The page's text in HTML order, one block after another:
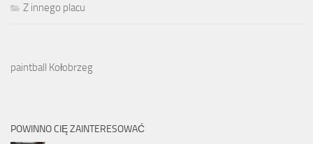
Z innego placu
paintball Kołobrzeg
POWINNO CIĘ ZAINTERESOWAĆ